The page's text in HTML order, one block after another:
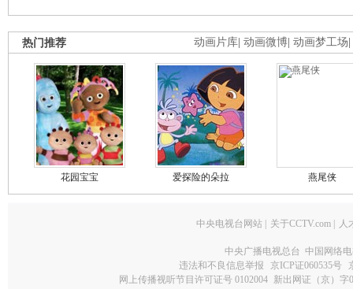
动画片库 动画微博 动画梦工场
热门推荐
花园宝宝 爱探险的朵拉 燕尾侠
中央电视台网站 关于CCTV.com 人
中央广播电视总台 中国网络
违法和不良信息举报
京ICP证060535号
网上传播视听节目许可证号 0102004 新出网证（京）